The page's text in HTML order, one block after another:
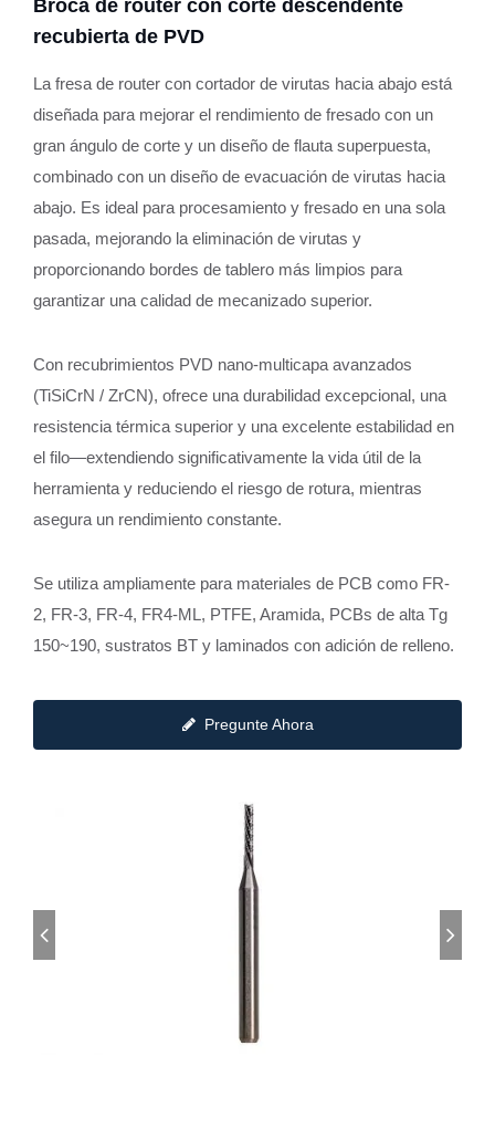
Broca de router con corte descendente
recubierta de PVD
La fresa de router con cortador de virutas hacia abajo está
diseñada para mejorar el rendimiento de fresado con un
gran ángulo de corte y un diseño de flauta superpuesta,
combinado con un diseño de evacuación de virutas hacia
abajo. Es ideal para procesamiento y fresado en una sola
pasada, mejorando la eliminación de virutas y
proporcionando bordes de tablero más limpios para
garantizar una calidad de mecanizado superior.
Con recubrimientos PVD nano-multicapa avanzados
(TiSiCrN / ZrCN), ofrece una durabilidad excepcional, una
resistencia térmica superior y una excelente estabilidad en
el filo—extendiendo significativamente la vida útil de la
herramienta y reduciendo el riesgo de rotura, mientras
asegura un rendimiento constante.
Se utiliza ampliamente para materiales de PCB como FR-
2, FR-3, FR-4, FR4-ML, PTFE, Aramida, PCBs de alta Tg
150~190, sustratos BT y laminados con adición de relleno.
Pregunte Ahora